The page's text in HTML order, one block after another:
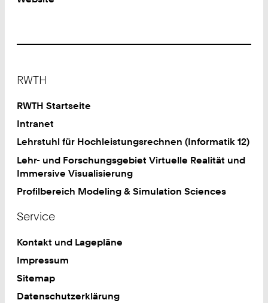
0
9
0
4
RWTH
RWTH Startseite
Intranet
Lehrstuhl für Hochleistungsrechnen (Informatik 12)
Lehr- und Forschungsgebiet Virtuelle Realität und
Immersive Visualisierung
Profilbereich Modeling & Simulation Sciences
Service
Kontakt und Lagepläne
Impressum
Sitemap
Datenschutzerklärung